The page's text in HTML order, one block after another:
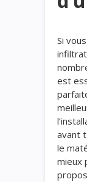
Si
est
avant
le
mieux